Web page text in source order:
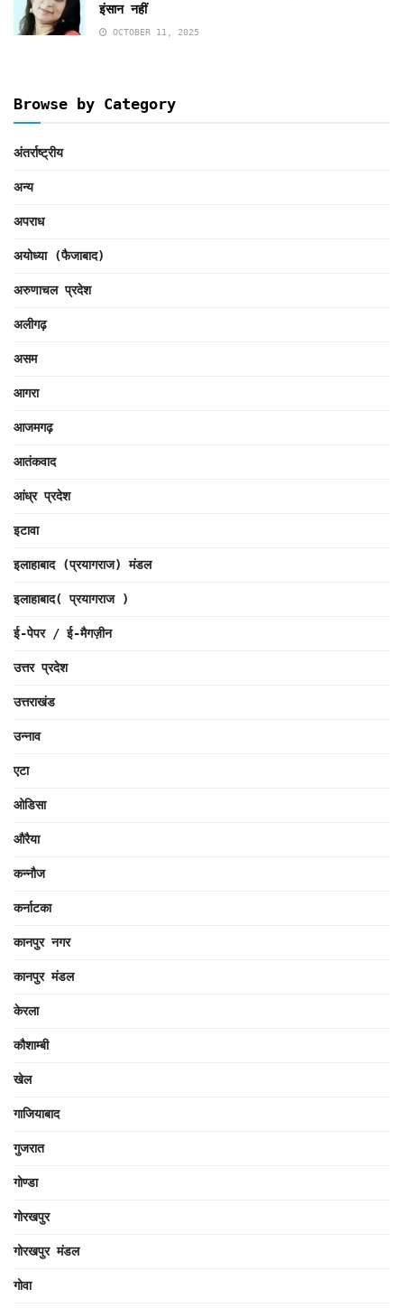
इंसान नहीं
OCTOBER 11, 2025
Browse by Category
अंतर्राष्ट्रीय
अन्य
अपराध
अयोध्या (फैजाबाद)
अरुणाचल प्रदेश
अलीगढ़
असम
आगरा
आजमगढ़
आतंकवाद
आंध्र प्रदेश
इटावा
इलाहाबाद (प्रयागराज) मंडल
इलाहाबाद( प्रयागराज )
ई-पेपर / ई-मैगज़ीन
उत्तर प्रदेश
उत्तराखंड
उन्नाव
एटा
ओडिसा
औरैया
कन्नौज
कर्नाटका
कानपुर नगर
कानपुर मंडल
केरला
कौशाम्बी
खेल
गाजियाबाद
गुजरात
गोण्डा
गोरखपुर
गोरखपुर मंडल
गोवा